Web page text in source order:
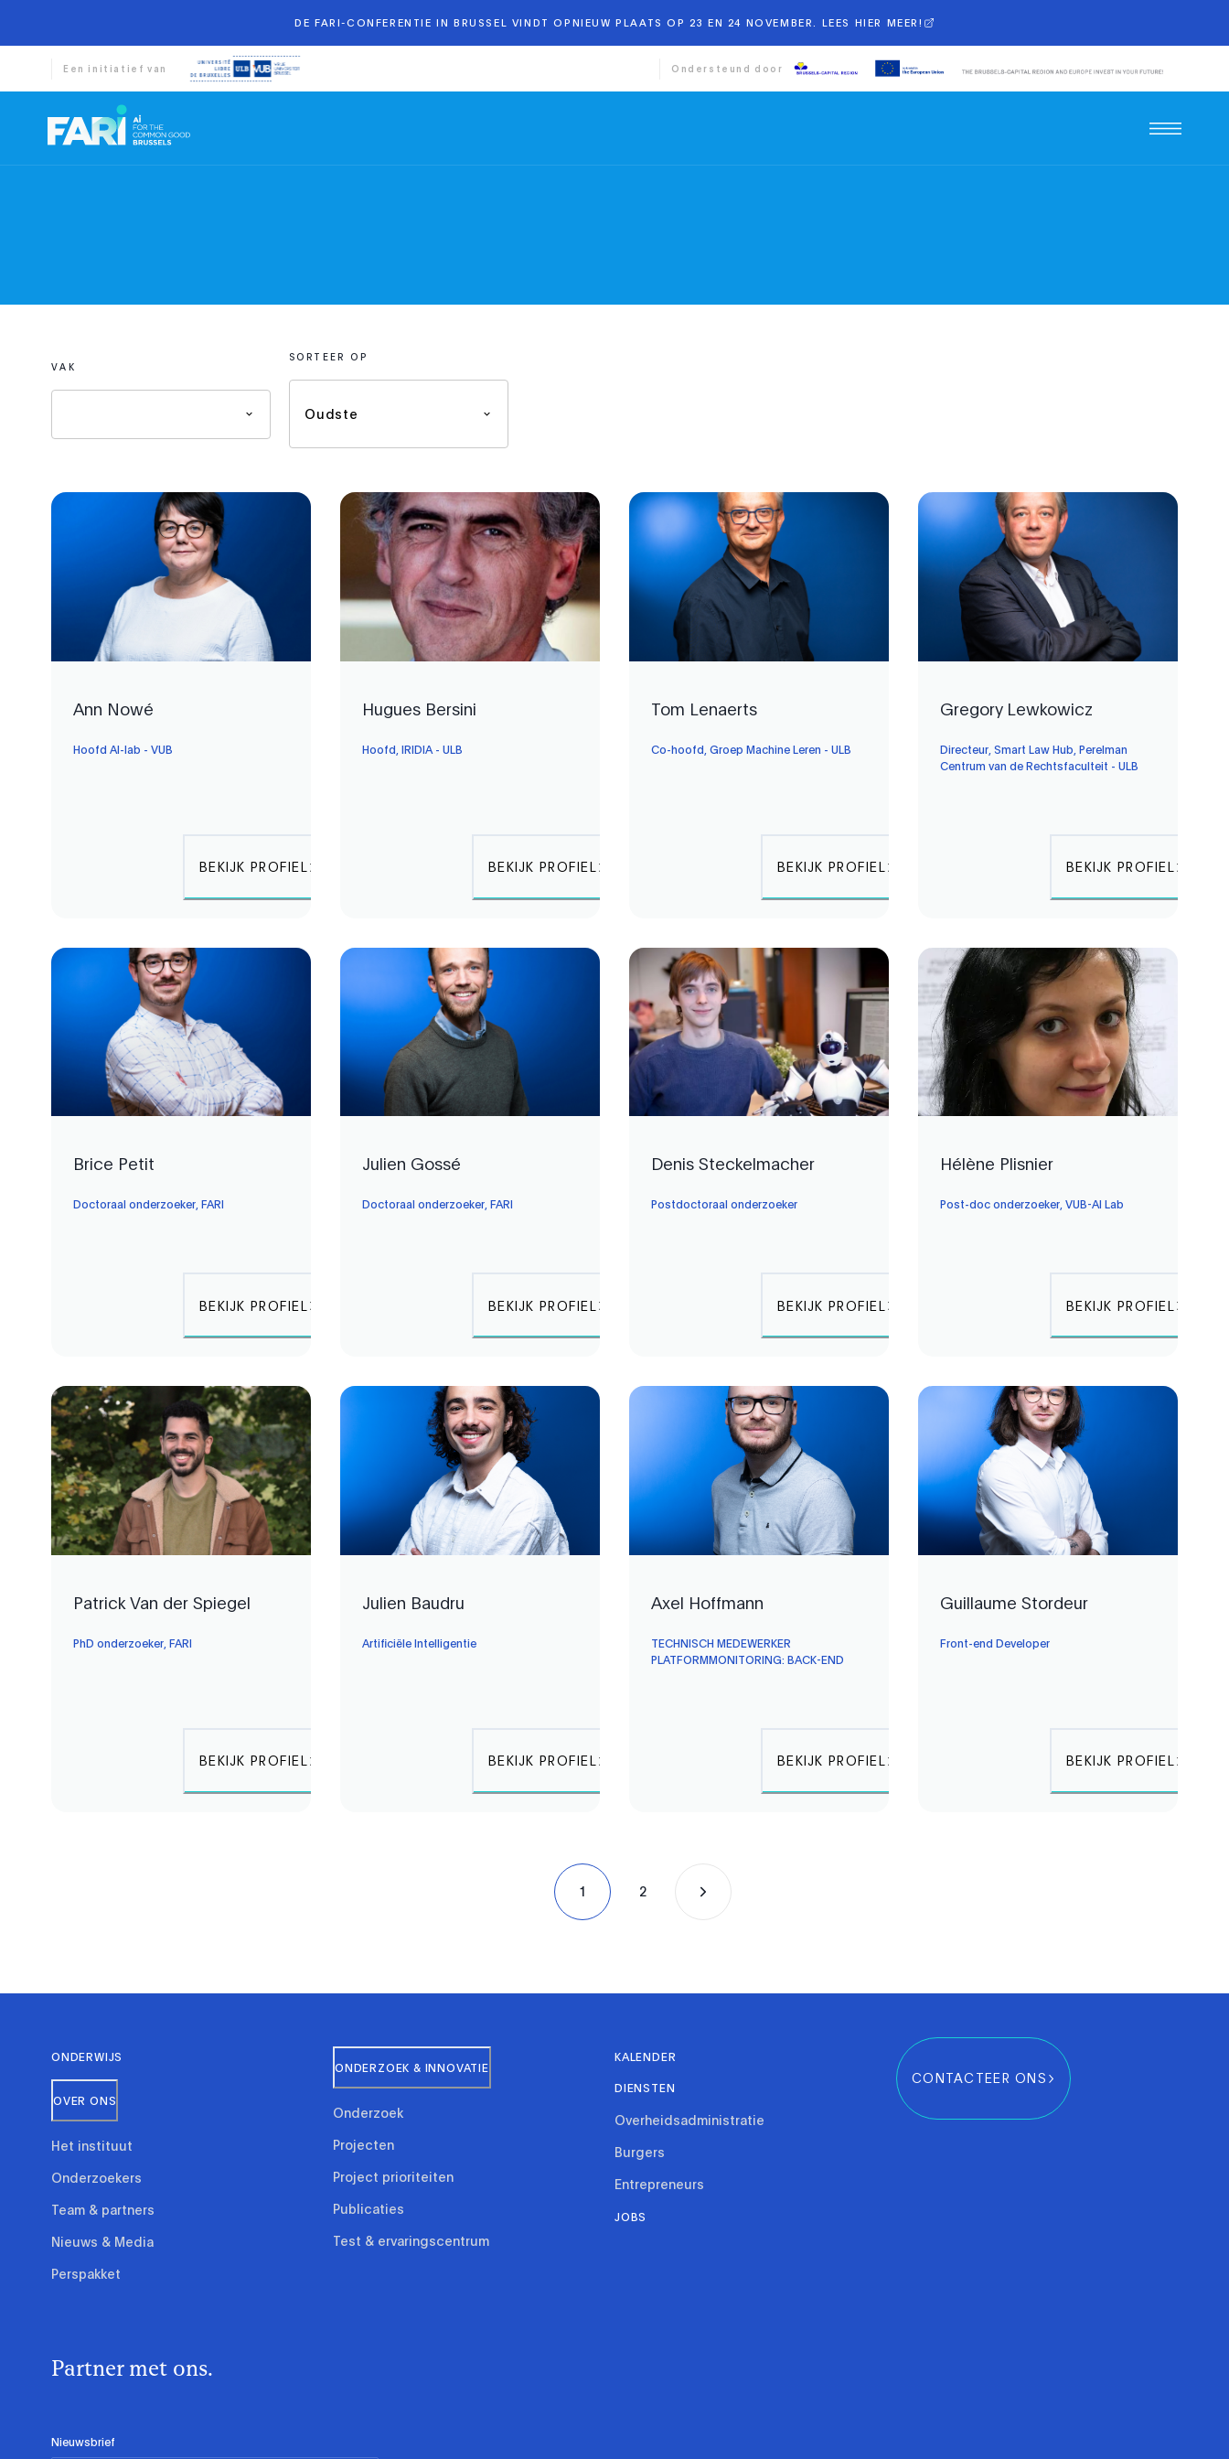
DE FARI-CONFERENTIE IN BRUSSEL VINDT OPNIEUW PLAATS OP 23 EN 24 NOVEMBER. LEES HIER MEER!
Een initiatief van Ondersteund door
VAK
SORTEER OP
Oudste
Ann Nowé
Hoofd AI-lab - VUB
BEKIJK PROFIEL
Hugues Bersini
Hoofd, IRIDIA - ULB
BEKIJK PROFIEL
Tom Lenaerts
Co-hoofd, Groep Machine Leren - ULB
BEKIJK PROFIEL
Gregory Lewkowicz
Directeur, Smart Law Hub, Perelman
Centrum van de Rechtsfaculteit - ULB
BEKIJK PROFIEL
Brice Petit
Doctoraal onderzoeker, FARI
BEKIJK PROFIEL
Julien Gossé
Doctoraal onderzoeker, FARI
BEKIJK PROFIEL
Denis Steckelmacher
Postdoctoraal onderzoeker
BEKIJK PROFIEL
Hélène Plisnier
Post-doc onderzoeker, VUB-AI Lab
BEKIJK PROFIEL
Patrick Van der Spiegel
PhD onderzoeker, FARI
BEKIJK PROFIEL
Julien Baudru
Artificiële Intelligentie
BEKIJK PROFIEL
Axel Hoffmann
TECHNISCH MEDEWERKER
PLATFORMMONITORING: BACK-END
BEKIJK PROFIEL
Guillaume Stordeur
Front-end Developer
BEKIJK PROFIEL
1 2
Partner met ons.
Nieuwsbrief
ONDERWIJS
OVER ONS
Het instituut
Onderzoekers
Team & partners
Nieuws & Media
Perspakket
ONDERZOEK & INNOVATIE
Onderzoek
Projecten
Project prioriteiten
Publicaties
Test & ervaringscentrum
KALENDER
DIENSTEN
Overheidsadministratie
Burgers
Entrepreneurs
JOBS
CONTACTEER ONS